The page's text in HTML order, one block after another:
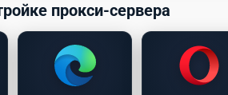
прокси-сервера